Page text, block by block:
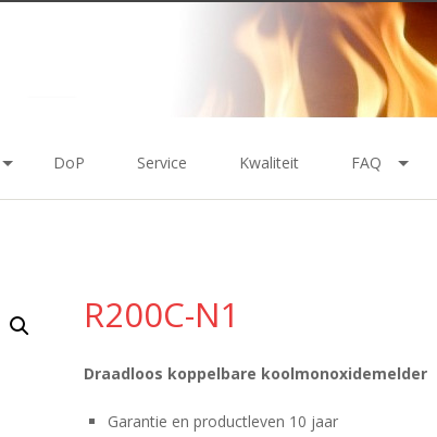
DoP Service Kwaliteit FAQ
R200C-N1
Draadloos koppelbare koolmonoxidemelder
Garantie en productleven 10 jaar